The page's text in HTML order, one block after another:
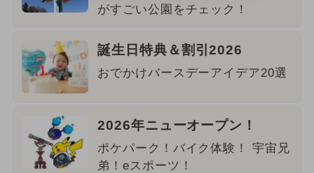
がすごい公園をチェック！
誕生日特典＆割引2026
おでかけバースデーアイデア20選
2026年ニューオープン！
ポケパーク！バイク体験！ 宇宙兄
弟！eスポーツ！